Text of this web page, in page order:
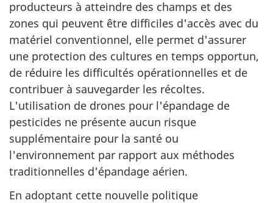
producteurs à atteindre des champs et des
zones qui peuvent être difficiles d'accès avec du
matériel conventionnel, elle permet d'assurer
une protection des cultures en temps opportun,
de réduire les difficultés opérationnelles et de
contribuer à sauvegarder les récoltes.
L'utilisation de drones pour l'épandage de
pesticides ne présente aucun risque
supplémentaire pour la santé ou
l'environnement par rapport aux méthodes
traditionnelles d'épandage aérien.
En adoptant cette nouvelle politique